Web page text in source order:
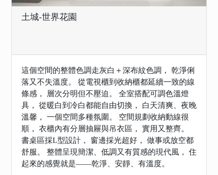
土城-世界花園
這個空間的整體色調走灰白＋深布紋色調， 乾淨俐
落又不失溫度。 從電視櫃到收納櫃都延續一致的線
條感， 層次分明但不壓迫。 全室搭配可調色溫燈
具， 從暖白到冷白都能自由切換， 白天清爽、夜晚
溫馨， 一個空間多種氛圍。 空間規劃收納動線很
順， 衣櫃內有分層抽屜與吊衣區， 實用又整齊。
書桌區採L型設計， 窗邊採光超好， 做事或放空都
舒服。 整體呈現簡潔、低調又有質感的現代風， 住
起來的感覺就是——乾淨、安靜、有溫度。